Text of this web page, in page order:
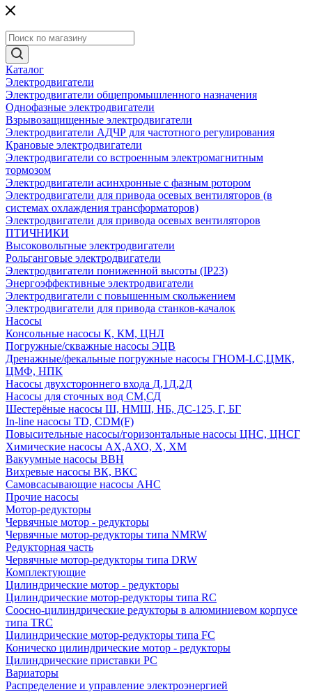
Каталог
Электродвигатели
Электродвигатели общепромышленного назначения
Однофазные электродвигатели
Взрывозащищенные электродвигатели
Электродвигатели АДЧР для частотного регулирования
Крановые электродвигатели
Электродвигатели со встроенным электромагнитным
тормозом
Электродвигатели асинхронные с фазным ротором
Электродвигатели для привода осевых вентиляторов (в
системах охлаждения трансформаторов)
Электродвигатели для привода осевых вентиляторов
ПТИЧНИКИ
Высоковольтные электродвигатели
Рольганговые электродвигатели
Электродвигатели пониженной высоты (IP23)
Энергоэффективные электродвигатели
Электродвигатели с повышенным скольжением
Электродвигатели для привода станков-качалок
Насосы
Консольные насосы К, КМ, ЦНЛ
Погружные/скважные насосы ЭЦВ
Дренажные/фекальные погружные насосы ГНОМ-LC,ЦМК,
ЦМФ, НПК
Насосы двухстороннего входа Д,1Д,2Д
Насосы для сточных вод СМ,СД
Шестерёные насосы Ш, НМШ, НБ, ДС-125, Г, БГ
In-line насосы TD, CDM(F)
Повысительные насосы/горизонтальные насосы ЦНС, ЦНСГ
Химические насосы АХ,АХО, Х, ХМ
Вакуумные насосы ВВН
Вихревые насосы ВК, ВКС
Самовсасывающие насосы АНС
Прочие насосы
Мотор-редукторы
Червячные мотор - редукторы
Червячные мотор-редукторы типа NMRW
Редукторная часть
Червячные мотор-редукторы типа DRW
Комплектующие
Цилиндрические мотор - редукторы
Цилиндрические мотор-редукторы типа RC
Соосно-цилиндрические редукторы в алюминиевом корпусе
типа TRC
Цилиндрические мотор-редукторы типа FC
Коническо цилиндрические мотор - редукторы
Цилиндрические приставки PC
Вариаторы
Распределение и управление электроэнергией